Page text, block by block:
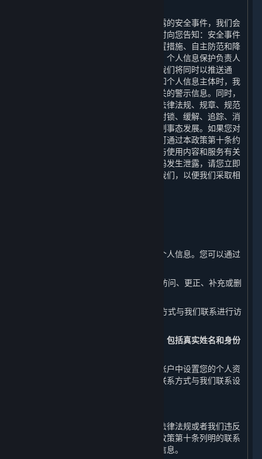
若我们确认我们的终端发生个人信息泄露的安全事件，我们会
启动应急预案，阻止安全事件扩大并及时向您告知：安全事件
的内容和影响、已采取或将要采取的处置措施、自主防范和降
低风险的建议、针对您提供的补救措施、个人信息保护负责人
或个人信息保护工作机构的联系方式。我们将同时以推送通
知、公告等形式告知您。当难以逐一告知个人信息主体时，我
们会采取合理、有效的方式发布与您有关的警示信息。同时，
我们还将根据网络安全事件的等级按照法律法规、规章、规范
性文件或政府的政策、命令等要求采取封锁、缓解、追踪、消
除和恢复等措施进行实施应急处置，控制事态发展。如果您对
我们的个人信息保护措施有任何疑问，可通过本政策第十条约
定的联系方式联系我们。如您发现自己与使用内容和服务有关
的个人信息泄密，尤其是您的账户及密码发生泄露，请您立即
通过本政策第十条约定的联系方式联络我们，以便我们采取相
您有权随时访问、更正或补充您的部分个人信息。您可以通过
1. 您可以通过平台客户端在您的账户中访问、更正、补充或删
2. 您可以通过本政策第十条列明的联系方式与我们联系进行访
请注意，您注册时提交的实名认证信息，包括真实姓名和身份
此外，您还可以通过平台客户端在您的账户中设置您的个人资
料公开事宜或通过本政策第十条列明的联系方式与我们联系设
如果我们处理您的个人信息的行为违反法律法规或者我们违反
了您和我们之间的约定，您可以通过本政策第十条列明的联系
方式与我们联系，向我们申请删除个人信息。